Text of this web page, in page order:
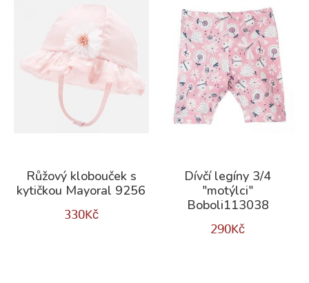
Růžový klobouček s
kytičkou Mayoral 9256
330Kč
Dívčí legíny 3/4
"motýlci"
Boboli113038
290Kč